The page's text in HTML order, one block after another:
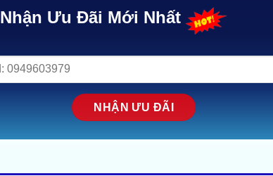
Nhận Ưu Đãi Mới Nhất